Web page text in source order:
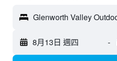
8月13日 週四 -